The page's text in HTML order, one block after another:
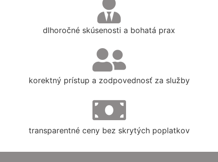
dlhoročné skúsenosti a bohatá prax
korektný prístup a zodpovednosť za služby
transparentné ceny bez skrytých poplatkov